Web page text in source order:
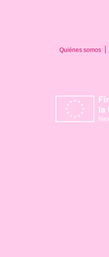
Quiénes somos